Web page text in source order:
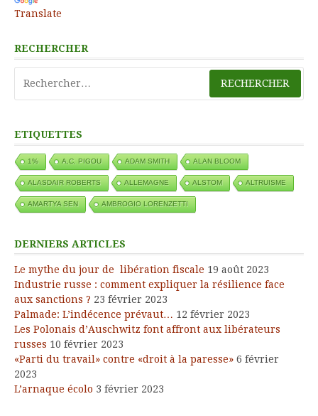
Translate
RECHERCHER
ETIQUETTES
1% A.C. PIGOU ADAM SMITH ALAN BLOOM
ALASDAIR ROBERTS ALLEMAGNE ALSTOM ALTRUISME
AMARTYA SEN AMBROGIO LORENZETTI
DERNIERS ARTICLES
Le mythe du jour de libération fiscale 19 août 2023
Industrie russe : comment expliquer la résilience face
aux sanctions ? 23 février 2023
Palmade: L’indécence prévaut… 12 février 2023
Les Polonais d’Auschwitz font affront aux libérateurs
russes 10 février 2023
«Parti du travail» contre «droit à la paresse» 6 février
2023
L’arnaque écolo 3 février 2023